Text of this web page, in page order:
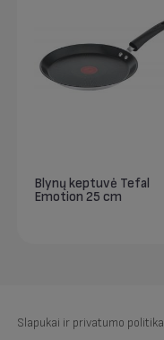
Blynų keptuvė Tefal
Emotion 25 cm
Slapukai ir privatumo politika